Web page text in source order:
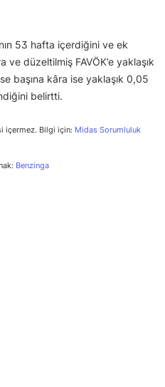
53 hafta içerdiğini ve ek
ve düzeltilmiş FAVÖK’e yaklaşık
başına kâra ise yaklaşık 0,05
belirtti.
içermez. Bilgi için: Midas Sorumluluk
Benzinga